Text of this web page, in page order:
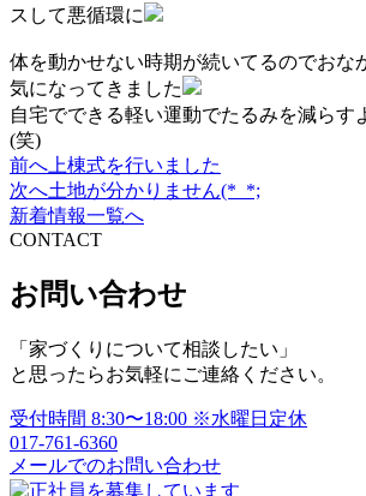
スして悪循環に
体を動かせない時期が続いてるのでおな
気になってきました
自宅でできる軽い運動でたるみを減らす
(笑)
投
稿
ナ
ビ
ー
シ
ョ
ン
前へ 上棟式を行いました
次へ土地が分かりません(*_*;
新着情報一覧へ
CONTACT
お問い合わせ
「家づくりについて相談したい」
と思ったらお気軽にご連絡ください。
受付時間 8:30〜18:00 ※水曜日定休
017-761-6360
メールでのお問い合わせ